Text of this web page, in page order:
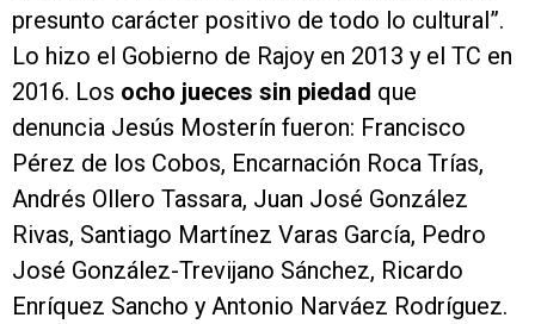
presunto carácter positivo de todo lo cultural”.
Lo hizo el Gobierno de Rajoy en 2013 y el TC en
2016. Los ocho jueces sin piedad que
denuncia Jesús Mosterín fueron: Francisco
Pérez de los Cobos, Encarnación Roca Trías,
Andrés Ollero Tassara, Juan José González
Rivas, Santiago Martínez Varas García, Pedro
José González-Trevijano Sánchez, Ricardo
Enríquez Sancho y Antonio Narváez Rodríguez.